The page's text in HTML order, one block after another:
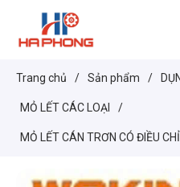
Trang chủ / Sản phẩm /
MỎ LẾT CÁC LOẠI /
MỎ LẾT CÁN TRƠN CÓ ĐIỀU